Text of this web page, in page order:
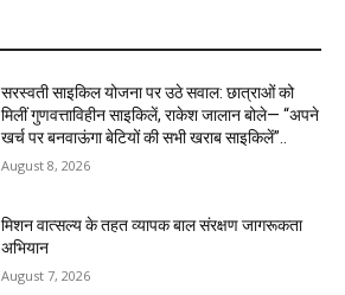
सरस्वती साइकिल योजना पर उठे सवाल: छात्राओं को
मिलीं गुणवत्ताविहीन साइकिलें, राकेश जालान बोले— “अपने
खर्च पर बनवाऊंगा बेटियों की सभी खराब साइकिलें”..
August 8, 2026
मिशन वात्सल्य के तहत व्यापक बाल संरक्षण जागरूकता
अभियान
August 7, 2026